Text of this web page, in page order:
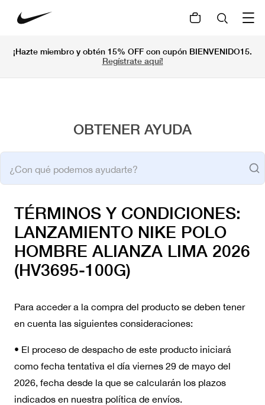
¡Hazte miembro y obtén 15% OFF con cupón BIENVENIDO15.
Regístrate aquí!
OBTENER AYUDA
¿Con qué podemos ayudarte?
TÉRMINOS Y CONDICIONES:
LANZAMIENTO NIKE POLO
HOMBRE ALIANZA LIMA 2026
(HV3695-100G)
Para acceder a la compra del producto se deben tener
en cuenta las siguientes consideraciones:
• El proceso de despacho de este producto iniciará
como fecha tentativa el día viernes 29 de mayo del
2026, fecha desde la que se calcularán los plazos
indicados en nuestra política de envíos.